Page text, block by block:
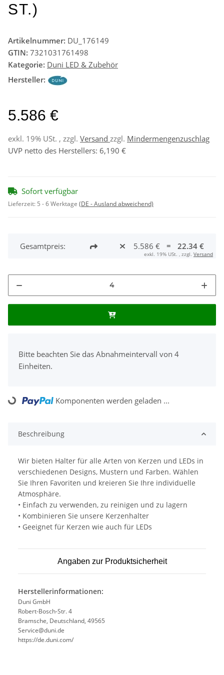
ST.)
Artikelnummer: DU_176149
GTIN: 7321031761498
Kategorie: Duni LED & Zubehör
Hersteller:
5.586 €
exkl. 19% USt. , zzgl. Versand zzgl. Mindermengenzuschlag
UVP netto des Herstellers: 6,190 €
Sofort verfügbar
Lieferzeit: 5 - 6 Werktage (DE - Ausland abweichend)
Gesamtpreis: 5.586 € = 22.34 €
exkl. 19% USt. , zzgl. Versand
Bitte beachten Sie das Abnahmeintervall von 4
Einheiten.
Loading... Komponenten werden geladen ...
Beschreibung
Wir bieten Halter für alle Arten von Kerzen und LEDs in
verschiedenen Designs, Mustern und Farben. Wählen
Sie Ihren Favoriten und kreieren Sie Ihre individuelle
Atmosphäre.
• Einfach zu verwenden, zu reinigen und zu lagern
• Kombinieren Sie unsere Kerzenhalter
• Geeignet für Kerzen wie auch für LEDs
Angaben zur Produktsicherheit
Herstellerinformationen:
Duni GmbH
Robert-Bosch-Str. 4
Bramsche, Deutschland, 49565
Service@duni.de
https://de.duni.com/